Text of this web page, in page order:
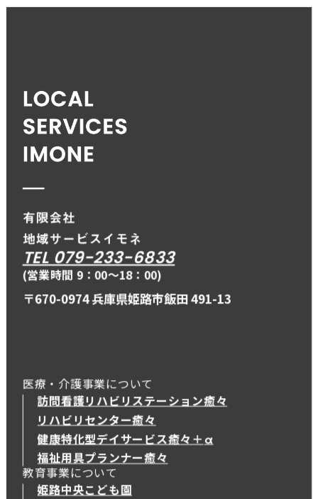
TEL 079-233-6833
(営業時間 9：00〜18：00)
〒670-0974 兵庫県姫路市飯田 491-13
医療・介護事業について
訪問看護リハビリステーション癒々
リハビリセンター癒々
健康特化型デイサービス癒々＋ α
健康特化型デイサービス癒々＋
福祉用具プランナー癒々
教育事業について
姫路中央こども園